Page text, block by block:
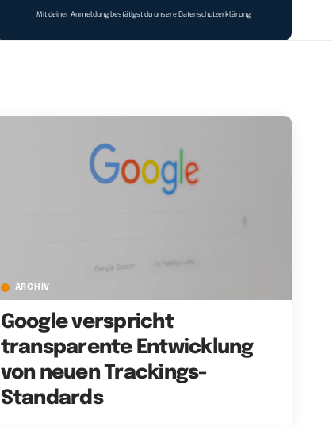
Mit deiner Anmeldung bestätigst du unsereDatenschutzerklärung
ARCHIV
Google verspricht
transparente Entwicklung
von neuen Trackings-
Standards